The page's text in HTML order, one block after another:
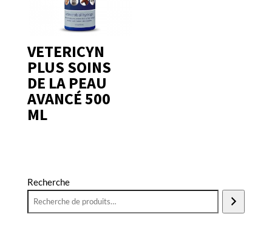
VETERICYN
PLUS SOINS
DE LA PEAU
AVANCÉ 500
ML
Recherche